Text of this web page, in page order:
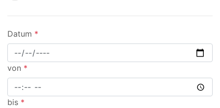
Datum *
von *
bis *